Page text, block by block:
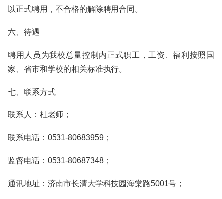
以正式聘用，不合格的解除聘用合同。
六、待遇
聘用人员为我校总量控制内正式职工，工资、福利按照国
家、省市和学校的相关标准执行。
七、联系方式
联系人：杜老师；
联系电话：0531-80683959；
监督电话：0531-80687348；
通讯地址：济南市长清大学科技园海棠路5001号；